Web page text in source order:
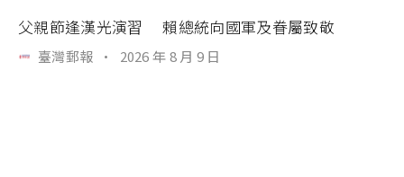
父親節逢漢光演習 賴總統向國軍及眷屬致敬
臺灣郵報 · 2026 年 8 月 9 日